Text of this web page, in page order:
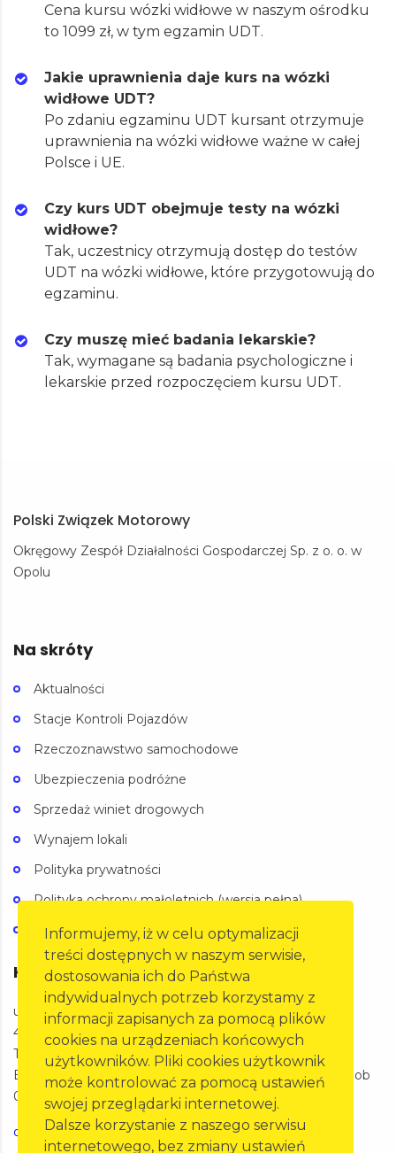
Cena kursu wózki widłowe w naszym ośrodku
to 1099 zł, w tym egzamin UDT.
Jakie uprawnienia daje kurs na wózki
widłowe UDT?
Po zdaniu egzaminu UDT kursant otrzymuje
uprawnienia na wózki widłowe ważne w całej
Polsce i UE.
Czy kurs UDT obejmuje testy na wózki
widłowe?
Tak, uczestnicy otrzymują dostęp do testów
UDT na wózki widłowe, które przygotowują do
egzaminu.
Czy muszę mieć badania lekarskie?
Tak, wymagane są badania psychologiczne i
lekarskie przed rozpoczęciem kursu UDT.
Polski Związek Motorowy
Okręgowy Zespół Działalności Gospodarczej Sp. z o. o. w
Opolu
Na skróty
Aktualności
Stacje Kontroli Pojazdów
Rzeczoznawstwo samochodowe
Ubezpieczenia podróżne
Sprzedaż winiet drogowych
Wynajem lokali
Polityka prywatności
Polityka ochrony małoletnich (wersja pełna)
Polityka ochrony małoletnich (wersja skrócona)
Kontakt
ul. Oleska 125a,
45-231 Opole
Telefon: 77 455 60 27
BIURO Pon-Pt 07:00-15:00 SKP Pon-Pt 07:00-20:00 Sob
07:00-15:00
opole@pzm.pl
Informujemy, iż w celu optymalizacji
treści dostępnych w naszym serwisie,
dostosowania ich do Państwa
indywidualnych potrzeb korzystamy z
informacji zapisanych za pomocą plików
cookies na urządzeniach końcowych
użytkowników. Pliki cookies użytkownik
może kontrolować za pomocą ustawień
swojej przeglądarki internetowej.
Dalsze korzystanie z naszego serwisu
internetowego, bez zmiany ustawień